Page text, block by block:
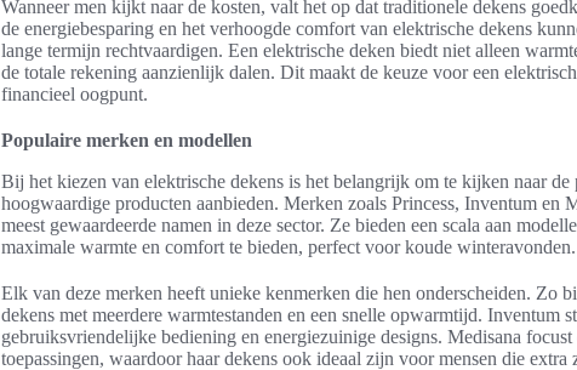
Wanneer men kijkt naar de kosten, valt het op dat traditionele dekens
de energiebesparing en het verhoogde comfort van elektrische dekens
lange termijn rechtvaardigen. Een elektrische deken biedt niet alleen
de totale rekening aanzienlijk dalen. Dit maakt de keuze voor een
financieel oogpunt.
Populaire merken en modellen
Bij het kiezen van elektrische dekens is het belangrijk om te kijken naar de
hoogwaardige producten aanbieden. Merken zoals Princess, Inventum en
meest gewaardeerde namen in deze sector. Ze bieden een scala aan
maximale warmte en comfort te bieden, perfect voor koude winteravonden.
Elk van deze merken heeft unieke kenmerken die hen onderscheiden. Zo
dekens met meerdere warmtestanden en een snelle opwarmtijd. Inventum
gebruiksvriendelijke bediening en energiezuinige designs. Medisana focust
toepassingen, waardoor haar dekens ook ideaal zijn voor mensen die extra